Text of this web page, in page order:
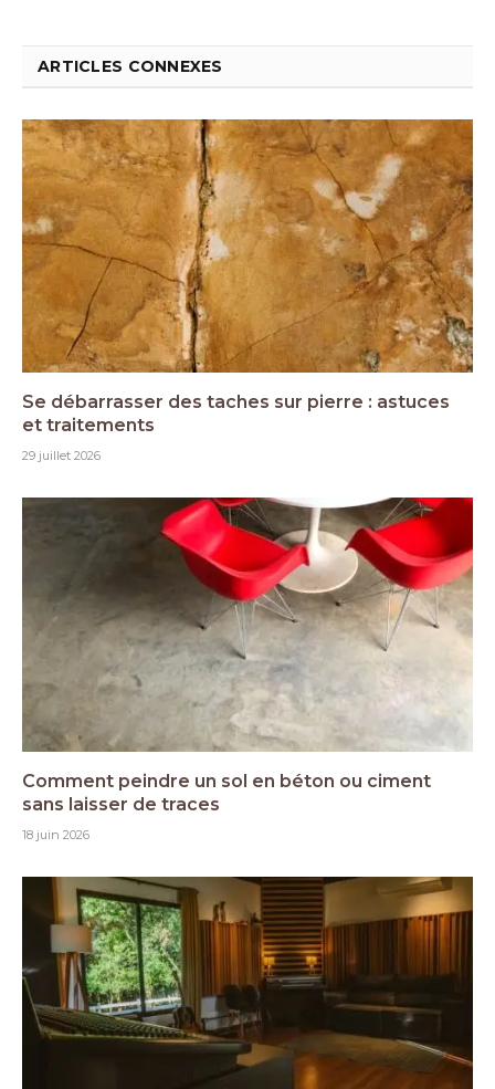
ARTICLES CONNEXES
Se débarrasser des taches sur pierre : astuces
et traitements
29 juillet 2026
Comment peindre un sol en béton ou ciment
sans laisser de traces
18 juin 2026